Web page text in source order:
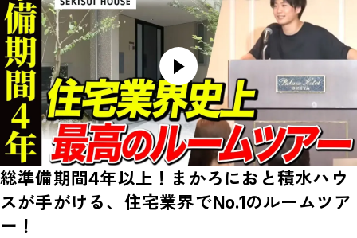
総準備期間4年以上！まかろにおと積水ハウ
スが手がける、住宅業界でNo.1のルームツア
ー！